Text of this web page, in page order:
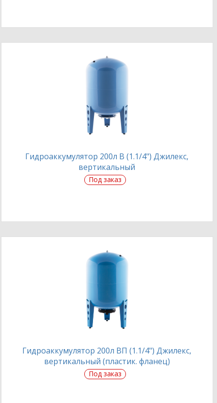
Гидроаккумулятор 200л В (1.1/4") Джилекс,
вертикальный
Под заказ
Гидроаккумулятор 200л ВП (1.1/4") Джилекс,
вертикальный (пластик. фланец)
Под заказ